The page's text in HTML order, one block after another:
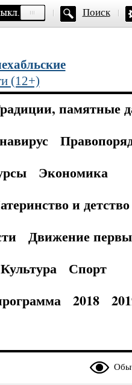
Поиск
(12+)
памятные
Экономика
и детство
Движение
Культура
Спорт
2018